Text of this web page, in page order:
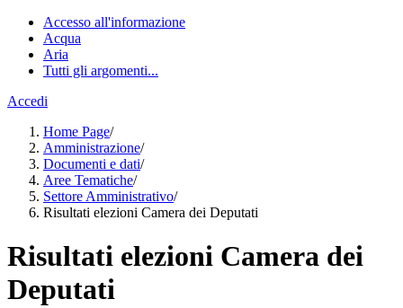
Accesso all'informazione
Acqua
Aria
Tutti gli argomenti...
Accedi
Home Page/
Amministrazione/
Documenti e dati/
Aree Tematiche/
Settore Amministrativo/
Risultati elezioni Camera dei Deputati
Risultati elezioni Camera dei
Deputati